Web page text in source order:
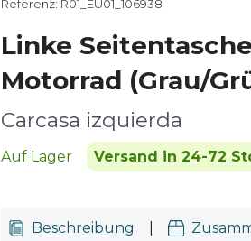
Referenz: R01_EU01_106938
Linke
Motorrad (Grau/
Carcasa izquierda
Auf Lager Versand in 24-72
Beschreibung